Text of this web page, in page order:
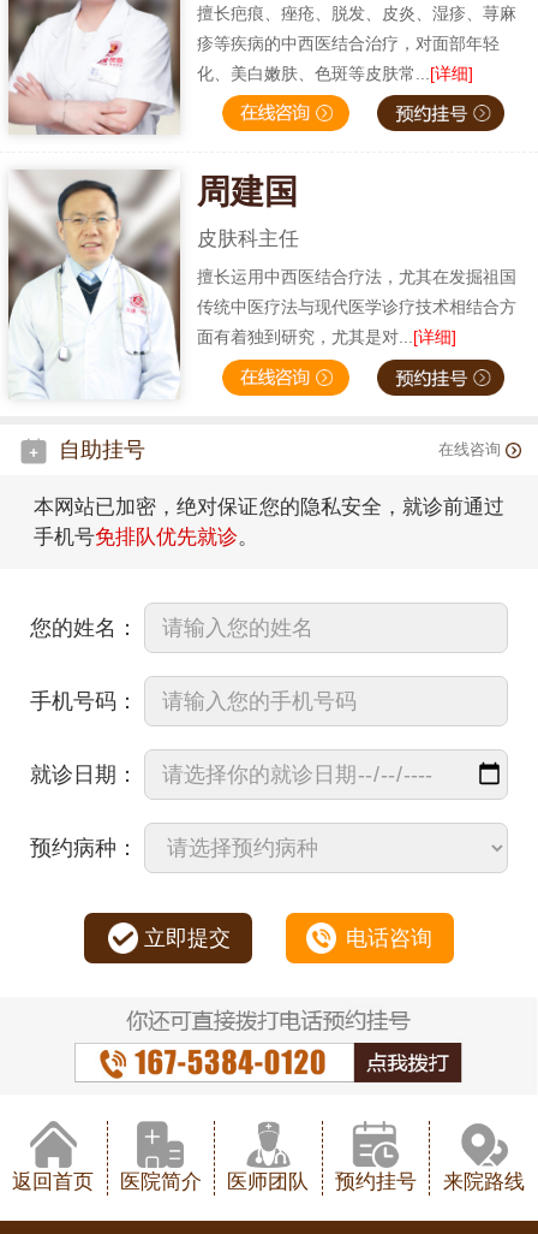
擅长疤痕、痤疮、脱发、皮炎、湿疹、荨麻
疹等疾病的中西医结合治疗，对面部年轻
化、美白嫩肤、色斑等皮肤常... [详细]
周建国
皮肤科主任
擅长运用中西医结合疗法，尤其在发掘祖国
传统中医疗法与现代医学诊疗技术相结合方
面有着独到研究，尤其是对...[详细]
自助挂号 在线咨询
本网站已加密，绝对保证您的隐私安全，就诊前通过
手机号免排队优先就诊。
您的姓名：
手机号码：
就诊日期：
预约病种：
立即提交 电话咨询
返回首页 医院简介 医师团队 预约挂号 来院路线